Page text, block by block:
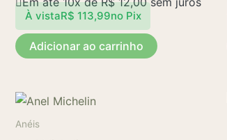
À vistaR$ 113,99no Pix
Adicionar ao carrinho
Anéis